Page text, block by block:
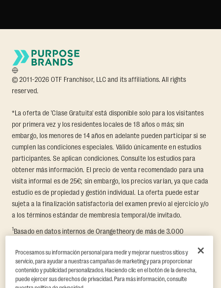
© 2011-2026 OTF Franchisor, LLC and its affiliations. All rights
reserved.
*La oferta de 'Clase Gratuita' está disponible solo para los visitantes
por primera vez y los residentes locales de 18 años o más; sin
embargo, los menores de 14 años en adelante pueden participar si se
cumplen las condiciones especiales. Válido únicamente en estudios
participantes. Se aplican condiciones. Consulte los estudios para
obtener más información. El precio de venta recomendado para una
visita informal es de 25€; sin embargo, los precios varían, ya que cada
estudio es de propiedad y gestión individual. La oferta puede estar
sujeta a la finalización satisfactoria del examen previo al ejercicio y/o
a los términos estándar de membresía temporal/de invitado.
1 Basado en datos internos de Orangetheory de más de 3.000
semanas, en el que se midió la pérdida promedio de grasa y el
aumento de masa muscular sin grasa. Respaldado por hallazgos de
terceros en Quindry et al., 2021: “Physiologic and Psychologic
Procesamos su información personal para medir y mejorar nuestros sitios y
servicio, para ayudar a nuestras campañas de marketing y para proporcionar
contenido y publicidad personalizados. Haciendo clic en el botón de la derecha,
puede ejercer sus derechos de privacidad. Para más información, consulte